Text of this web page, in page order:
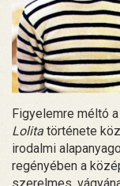
Figyelemre méltó
Lolita története
irodalmi
regényében a